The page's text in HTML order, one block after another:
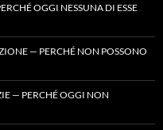
OGGI NESSUNA DI ESSE
— PERCHÉ NON POSSONO
— PERCHÉ OGGI NON